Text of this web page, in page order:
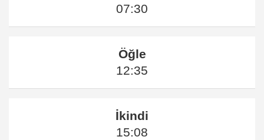
07:30
Öğle
12:35
İkindi
15:08